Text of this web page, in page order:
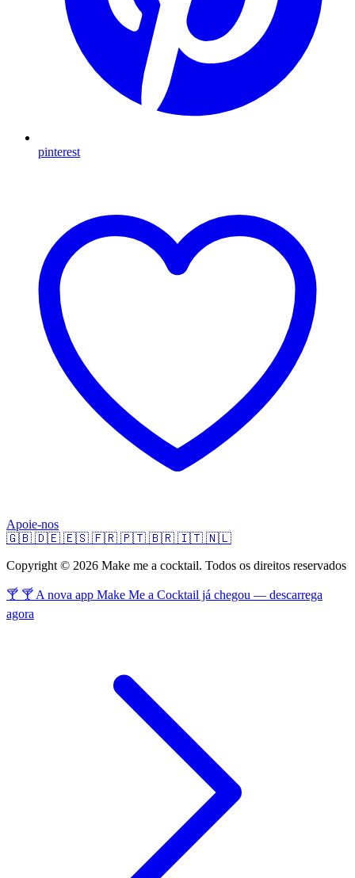
pinterest
Apoie-nos
🇬🇧 🇩🇪 🇪🇸 🇫🇷 🇵🇹 🇧🇷 🇮🇹 🇳🇱
Copyright © 2026 Make me a cocktail. Todos os direitos reservados
🍸 🍸 A nova app Make Me a Cocktail já chegou — descarrega
agora